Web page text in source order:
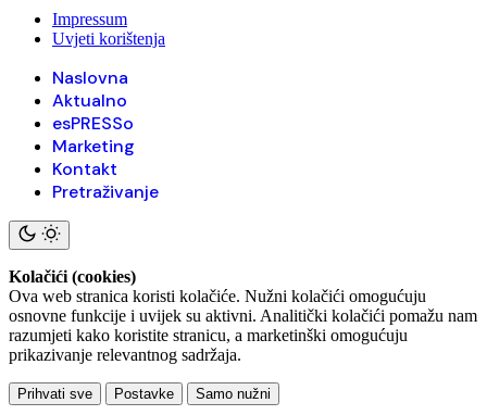
Impressum
Uvjeti korištenja
Naslovna
Aktualno
esPRESSo
Marketing
Kontakt
Pretraživanje
Kolačići (cookies)
Ova web stranica koristi kolačiće. Nužni kolačići omogućuju
osnovne funkcije i uvijek su aktivni. Analitički kolačići pomažu nam
razumjeti kako koristite stranicu, a marketinški omogućuju
prikazivanje relevantnog sadržaja.
Prihvati sve Postavke Samo nužni